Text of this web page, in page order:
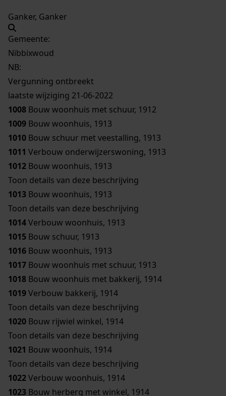
Ganker, Ganker
Gemeente:
Nibbixwoud
NB:
Vergunning ontbreekt
laatste wijziging 21-06-2022
1008 Bouw woonhuis met schuur, 1912
1009 Bouw woonhuis, 1913
1010 Bouw schuur met veestalling, 1913
1011 Verbouw onderwijzerswoning, 1913
1012 Bouw woonhuis, 1913
Toon details van deze beschrijving
1013 Bouw woonhuis, 1913
Toon details van deze beschrijving
1014Verbouw woonhuis, 1913
1015 Bouw schuur, 1913
1016 Bouw woonhuis, 1913
1017 Bouw woonhuis met schuur, 1913
1018 Bouw woonhuis met bakkerij, 1914
1019Verbouw bakkerij, 1914
Toon details van deze beschrijving
1020 Bouw rijwiel winkel, 1914
Toon details van deze beschrijving
1021 Bouw woonhuis, 1914
Toon details van deze beschrijving
1022Verbouw woonhuis, 1914
1023 Bouw herberg met winkel, 1914